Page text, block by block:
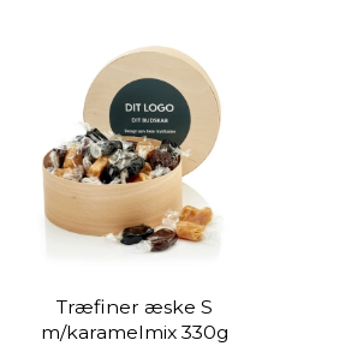
Træfiner æske S
m/karamelmix 330g